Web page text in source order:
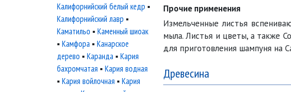
Прочие применения
Измельченные листья
мыла. Листья и цветы, а также
для приготовления шампуня на
Древесина
Калифорнийский белый кедр ▪
Калифорнийский лавр ▪
Каматильо ▪Каменный шиоак
▪Камфора ▪Канарское
дерево ▪Каранда ▪Кария
бахромчатая ▪Кария водная
▪Кария войлочная ▪Кария